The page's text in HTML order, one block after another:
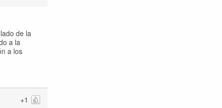
de la
a la
a los
+1